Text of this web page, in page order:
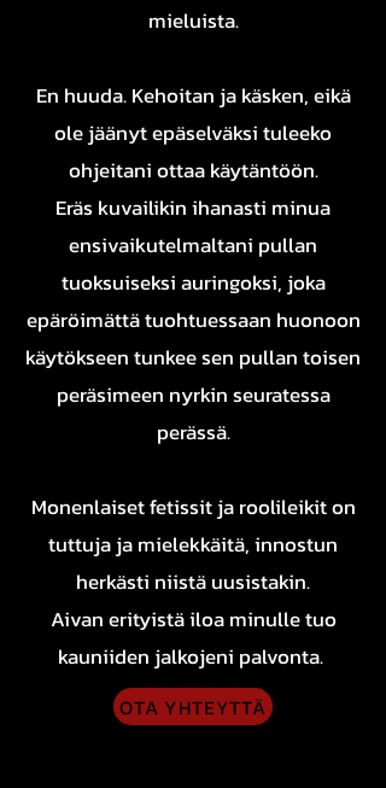
mieluista.
En huuda. Kehoitan ja käsken, eikä
ole jäänyt epäselväksi tuleeko
ohjeitani ottaa käytäntöön.
Eräs kuvailikin ihanasti minua
ensivaikutelmaltani pullan
tuoksuiseksi auringoksi, joka
epäröimättä tuohtuessaan huonoon
käytökseen tunkee sen pullan toisen
peräsimeen nyrkin seuratessa
perässä.
Monenlaiset fetissit ja roolileikit on
tuttuja ja mielekkäitä, innostun
herkästi niistä uusistakin.
Aivan erityistä iloa minulle tuo
kauniiden jalkojeni palvonta. ​​
OTA YHTEYTTÄ